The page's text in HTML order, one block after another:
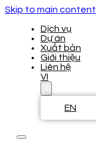
Skip to main content
Dịch vụ
Dự án
Xuất bản
Giới thiệu
Liên hệ
VI
EN